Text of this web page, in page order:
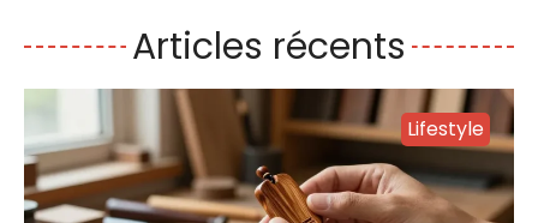
Articles récents
Lifestyle